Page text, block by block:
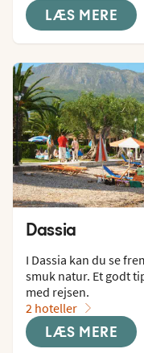
LÆS MERE
Dassia
I Dassia kan du se
smuk natur. Et godt
med rejsen.
2 hoteller
LÆS MERE